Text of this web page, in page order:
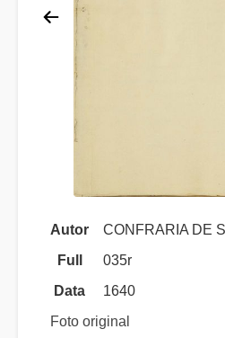
Autor
CONFRARIA DE
Full
035r
Data
1640
Foto original